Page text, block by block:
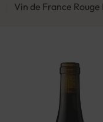
Vin de France